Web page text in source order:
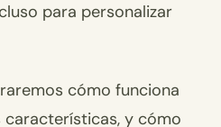
para personalizar
cómo funciona
características, y cómo